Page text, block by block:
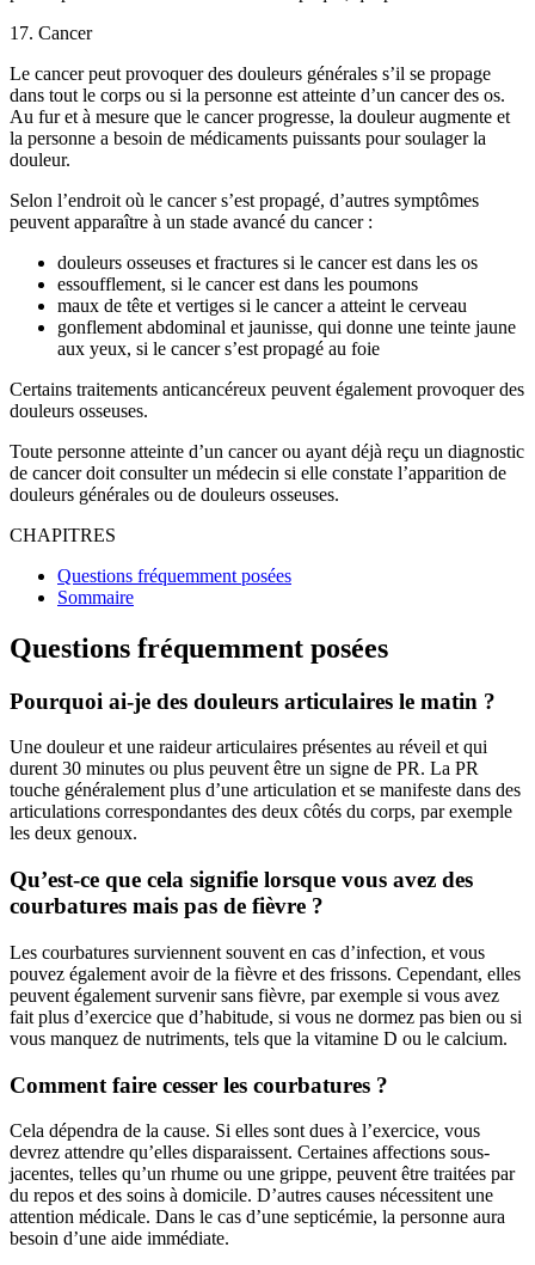
17. Cancer
Le cancer peut provoquer des douleurs générales s’il se propage
dans tout le corps ou si la personne est atteinte d’un cancer des os.
Au fur et à mesure que le cancer progresse, la douleur augmente et
la personne a besoin de médicaments puissants pour soulager la
douleur.
Selon l’endroit où le cancer s’est propagé, d’autres symptômes
peuvent apparaître à un stade avancé du cancer :
douleurs osseuses et fractures si le cancer est dans les os
essoufflement, si le cancer est dans les poumons
maux de tête et vertiges si le cancer a atteint le cerveau
gonflement abdominal et jaunisse, qui donne une teinte jaune
aux yeux, si le cancer s’est propagé au foie
Certains traitements anticancéreux peuvent également provoquer des
douleurs osseuses.
Toute personne atteinte d’un cancer ou ayant déjà reçu un diagnostic
de cancer doit consulter un médecin si elle constate l’apparition de
douleurs générales ou de douleurs osseuses.
CHAPITRES
Questions fréquemment posées
Sommaire
Questions fréquemment posées
Pourquoi ai-je des douleurs articulaires le matin ?
Une douleur et une raideur articulaires présentes au réveil et qui
durent 30 minutes ou plus peuvent être un signe de PR. La PR
touche généralement plus d’une articulation et se manifeste dans des
articulations correspondantes des deux côtés du corps, par exemple
les deux genoux.
Qu’est-ce que cela signifie lorsque vous avez des
courbatures mais pas de fièvre ?
Les courbatures surviennent souvent en cas d’infection, et vous
pouvez également avoir de la fièvre et des frissons. Cependant, elles
peuvent également survenir sans fièvre, par exemple si vous avez
fait plus d’exercice que d’habitude, si vous ne dormez pas bien ou si
vous manquez de nutriments, tels que la vitamine D ou le calcium.
Comment faire cesser les courbatures ?
Cela dépendra de la cause. Si elles sont dues à l’exercice, vous
devrez attendre qu’elles disparaissent. Certaines affections sous-
jacentes, telles qu’un rhume ou une grippe, peuvent être traitées par
du repos et des soins à domicile. D’autres causes nécessitent une
attention médicale. Dans le cas d’une septicémie, la personne aura
besoin d’une aide immédiate.